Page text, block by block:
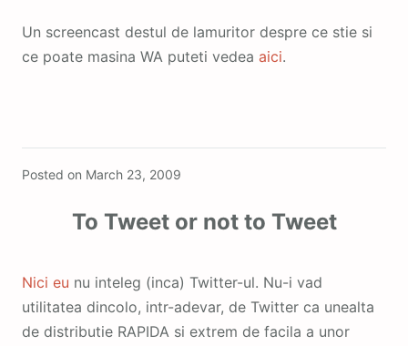
Un screencast destul de lamuritor despre ce stie si
ce poate masina WA puteti vedea aici.
Posted on March 23, 2009
To Tweet or not to Tweet
Nici eu nu inteleg (inca) Twitter-ul. Nu-i vad
utilitatea dincolo, intr-adevar, de Twitter ca unealta
de distributie RAPIDA si extrem de facila a unor